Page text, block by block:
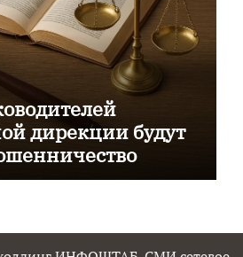
дирекции будут